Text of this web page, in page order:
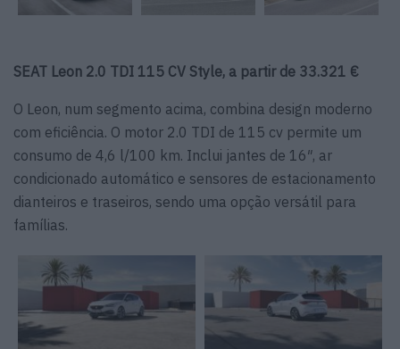
SEAT Leon 2.0 TDI 115 CV Style, a partir de 33.321 €
O Leon, num segmento acima, combina design moderno
com eficiência. O motor 2.0 TDI de 115 cv permite um
consumo de 4,6 l/100 km. Inclui jantes de 16″, ar
condicionado automático e sensores de estacionamento
dianteiros e traseiros, sendo uma opção versátil para
famílias.